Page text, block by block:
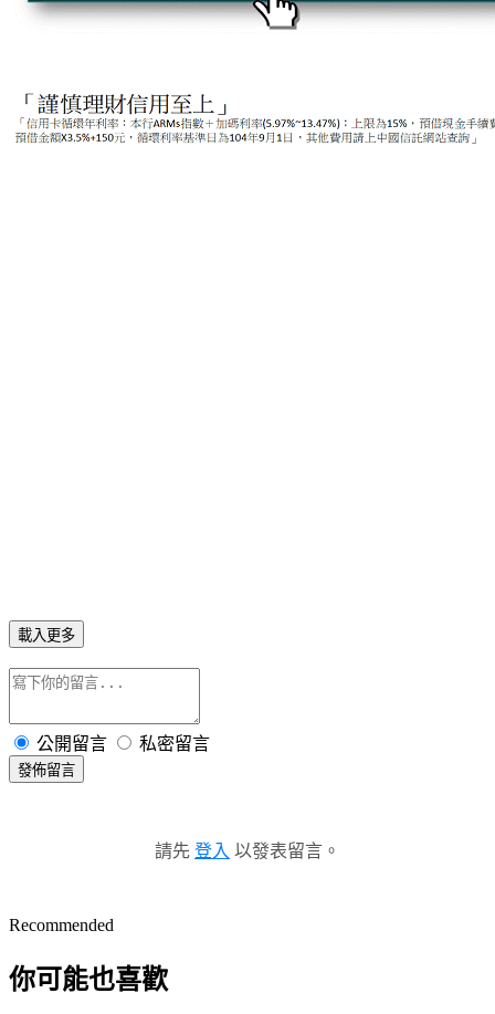
載入更多
公開留言 私密留言
發佈留言
請先 登入 以發表留言。
Recommended
你可能也喜歡